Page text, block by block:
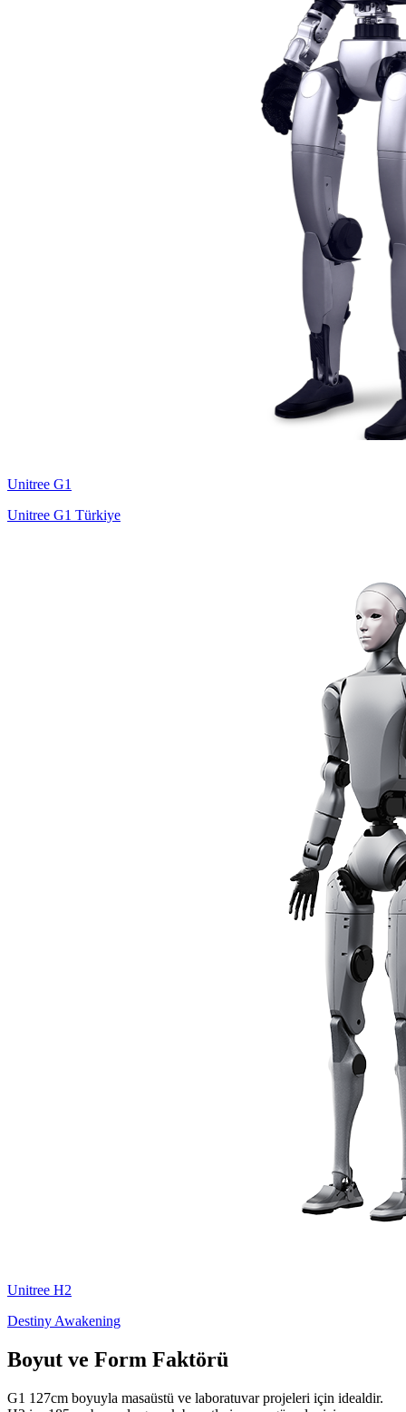
Unitree G1
Unitree G1 Türkiye
Unitree H2
Destiny Awakening
Boyut ve Form Faktörü
G1 127cm boyuyla masaüstü ve laboratuvar projeleri için idealdir.